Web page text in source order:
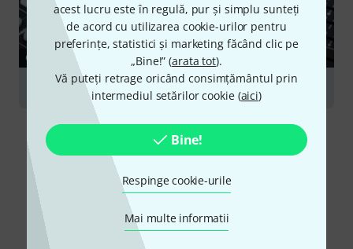
acest lucru este în regulă, pur și simplu sunteți
de acord cu utilizarea cookie-urilor pentru
preferințe, statistici și marketing făcând clic pe
„Bine!” (arata tot).
Vă puteți retrage oricând consimțământul prin
intermediul setărilor cookie (aici)
Bine!
Respinge cookie-urile
Mai multe informatii
GHID
Digital Mixers